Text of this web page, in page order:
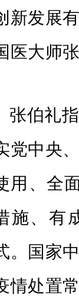
新发展
医大师
张伯礼
党中央
用、全
施、有
。国家
情处置